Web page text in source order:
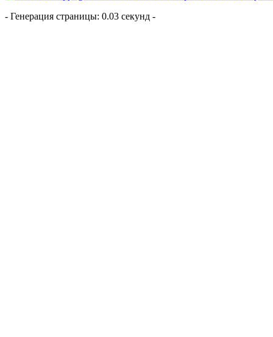
- Генерация страницы: 0.03 секунд -